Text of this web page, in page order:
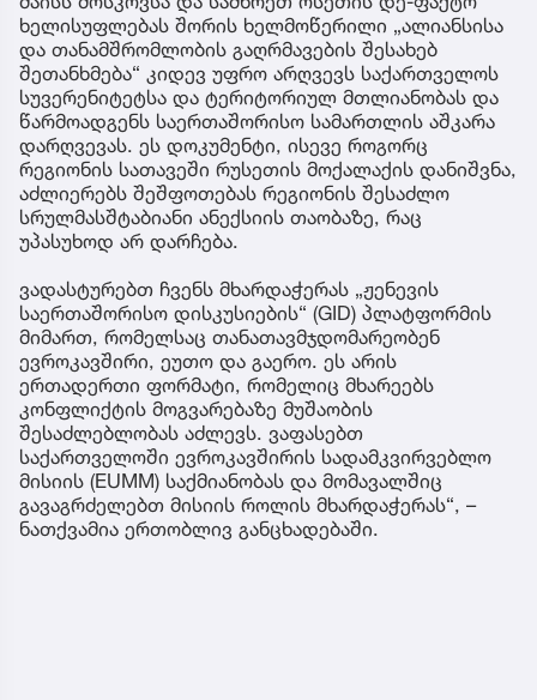
ხელისუფლებას შორის ხელმოწერილი „ალიანსისა
და თანამშრომლობის გაღრმავების შესახებ
შეთანხმება“ კიდევ უფრო არღვევს საქართველოს
სუვერენიტეტსა და ტერიტორიულ მთლიანობას და
წარმოადგენს საერთაშორისო სამართლის აშკარა
დარღვევას. ეს დოკუმენტი, ისევე როგორც
რეგიონის სათავეში რუსეთის მოქალაქის დანიშვნა,
აძლიერებს შეშფოთებას რეგიონის შესაძლო
სრულმასშტაბიანი ანექსიის თაობაზე, რაც
უპასუხოდ არ დარჩება.
ვადასტურებთ ჩვენს მხარდაჭერას „ჟენევის
საერთაშორისო დისკუსიების“ (GID) პლატფორმის
მიმართ, რომელსაც თანათავმჯდომარეობენ
ევროკავშირი, ეუთო და გაერო. ეს არის
ერთადერთი ფორმატი, რომელიც მხარეებს
კონფლიქტის მოგვარებაზე მუშაობის
შესაძლებლობას აძლევს. ვაფასებთ
საქართველოში ევროკავშირის სადამკვირვებლო
მისიის (EUMM) საქმიანობას და მომავალშიც
გავაგრძელებთ მისიის როლის მხარდაჭერას“, –
ნათქვამია ერთობლივ განცხადებაში.